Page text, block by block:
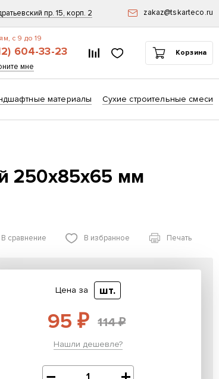
пр. 15, корп. 2 zakaz@tskarteco.ru
с 9 до 19
604-33-23
мне
Список сравнения
Избранное Корзина
материалы Сухие строительные смеси
250х85х65 мм
В сравнение В избранное Печать
Цена за шт.
95 ₽ 114 ₽
Нашли дешевле?